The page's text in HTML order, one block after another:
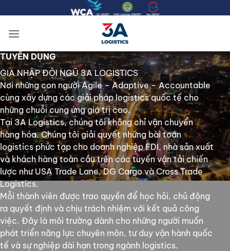
qua
nội
TUYỂN DỤNG
GIA NHẬP ĐỘI NGŨ 3A LOGISTICS
Nơi những con người Agile – Adaptive – Accountable
cùng xây dựng các giải pháp logistics quốc tế cho
những chuỗi cung ứng giá trị cao.
Tại 3A Logistics, chúng tôi không chỉ vận chuyển
hàng hóa. Chúng tôi giải quyết những bài toán
logistics phức tạp cho doanh nghiệp FDI, nhà sản xuất
và khách hàng toàn cầu trên các tuyến vận tải chiến
lược như USA Trade Lane, DG Cargo và Cross Trade
Logistics.
Mỗi thành viên được trao quyền để học hỏi, chủ động
ra quyết định và chịu trách nhiệm với kết quả công
việc. Đây là môi trường dành cho những người muốn
phát triển năng lực chuyên môn, tư duy vận hành quốc
tế và sự nghiệp dài hạn trong ngành logistics.